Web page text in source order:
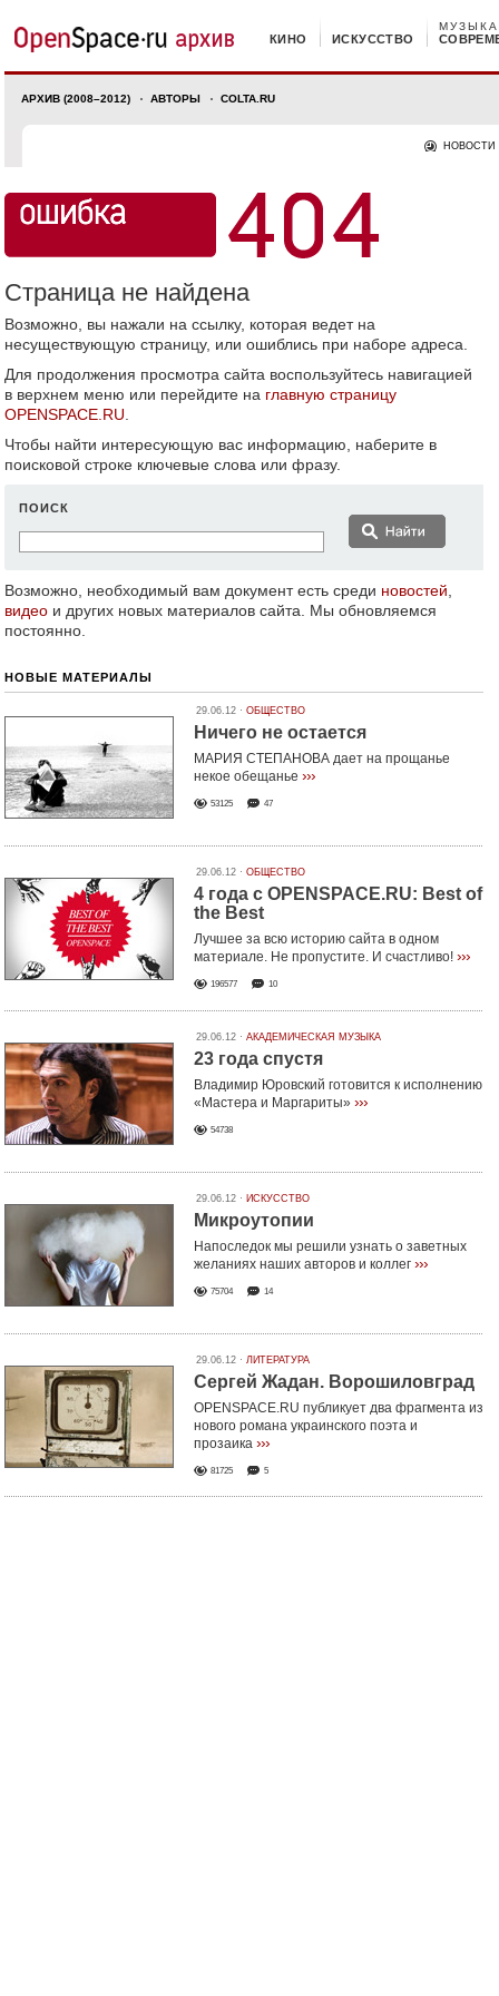
КИНО ИСКУССТВО
МУЗЫКА
АРХИВ (2008–2012) АВТОРЫ COLTA.RU
НОВОСТИ
Страница не найдена
Возможно, вы нажали на ссылку, которая ведет на
несуществующую страницу, или ошиблись при наборе адреса.
Для продолжения просмотра сайта воспользуйтесь навигацией
в верхнем меню или перейдите на главную страницу
OPENSPACE.RU
Чтобы найти интересующую вас информацию, наберите в
поисковой строке ключевые слова или фразу.
ПОИСК
Возможно, необходимый вам документ есть среди новостей
видео и других новых материалов сайта. Мы обновляемся
постоянно.
НОВЫЕ МАТЕРИАЛЫ
29.06.12 · ОБЩЕСТВО
Ничего не остается
МАРИЯ СТЕПАНОВА дает на прощанье
некое обещанье ›››
53125 47
29.06.12 · ОБЩЕСТВО
4 года с OPENSPACE.RU: Best of
the Best
Лучшее за всю историю сайта в одном
материале. Не пропустите. И счастливо! ›››
196577 10
29.06.12 · АКАДЕМИЧЕСКАЯ МУЗЫКА
23 года спустя
Владимир Юровский готовится к исполнению
«Мастера и Маргариты» ›››
54738
29.06.12 · ИСКУССТВО
Микроутопии
Напоследок мы решили узнать о заветных
желаниях наших авторов и коллег ›››
75704 14
29.06.12 · ЛИТЕРАТУРА
Сергей Жадан. Ворошиловград
OPENSPACE.RU публикует два фрагмента из
нового романа украинского поэта и
прозаика ›››
81725 5